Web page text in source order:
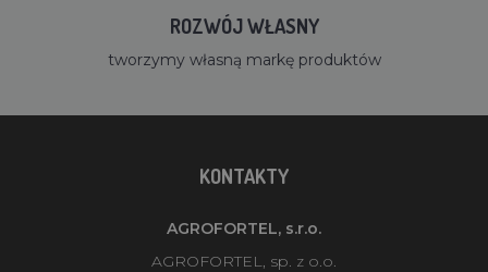
ROZWÓJ WŁASNY
tworzymy własną markę produktów
KONTAKTY
AGROFORTEL, s.r.o.
AGROFORTEL, sp. z o.o.